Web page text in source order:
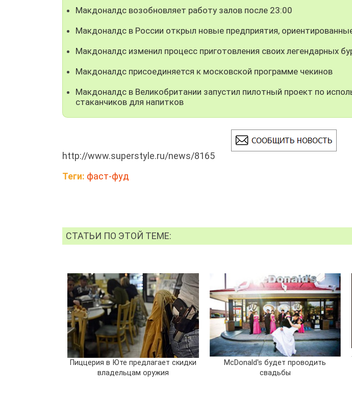
Макдоналдс возобновляет работу залов после 23:00
Макдоналдс в России открыл новые предприятия,
Макдоналдс изменил процесс приготовления своих легендарных
Макдоналдс присоединяется к московской программе чекинов
Макдоналдс в Великобритании запустил пилотный проект по
стаканчиков для напитков
http://www.superstyle.ru/news/8165
Теги: фаст-фуд
СТАТЬИ ПО ЭТОЙ ТЕМЕ:
Пиццерия в Юте предлагает скидки
владельцам оружия
McDonald's будет проводить
свадьбы